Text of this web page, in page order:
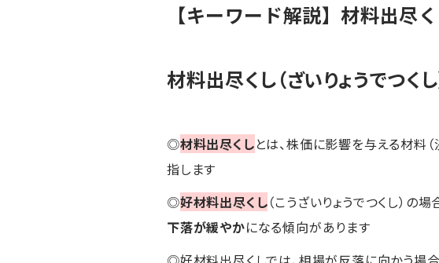
【キーワード解説】材料出尽
材料出尽くし（ざいりょうでつくし
◎材料出尽くしとは、株価に影響を与える材料
指します
◎好材料出尽くし（こうざいりょうでつくし）の
下落が緩やかになる傾向があります